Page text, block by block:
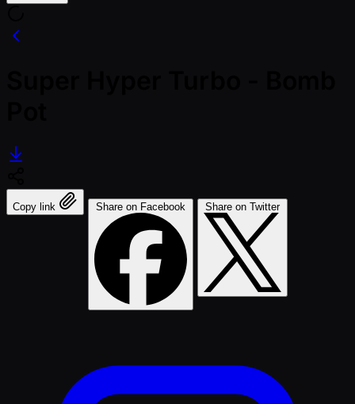
Copy link Share on Facebook Share on Twitter